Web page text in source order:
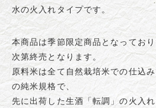
水の火入れタイプです。
本商品は季節限定商品となってお
次第終売となります。
原料米は全て自然栽培米での仕込
の純米規格で、
先に出荷した生酒「転調」の火入れ